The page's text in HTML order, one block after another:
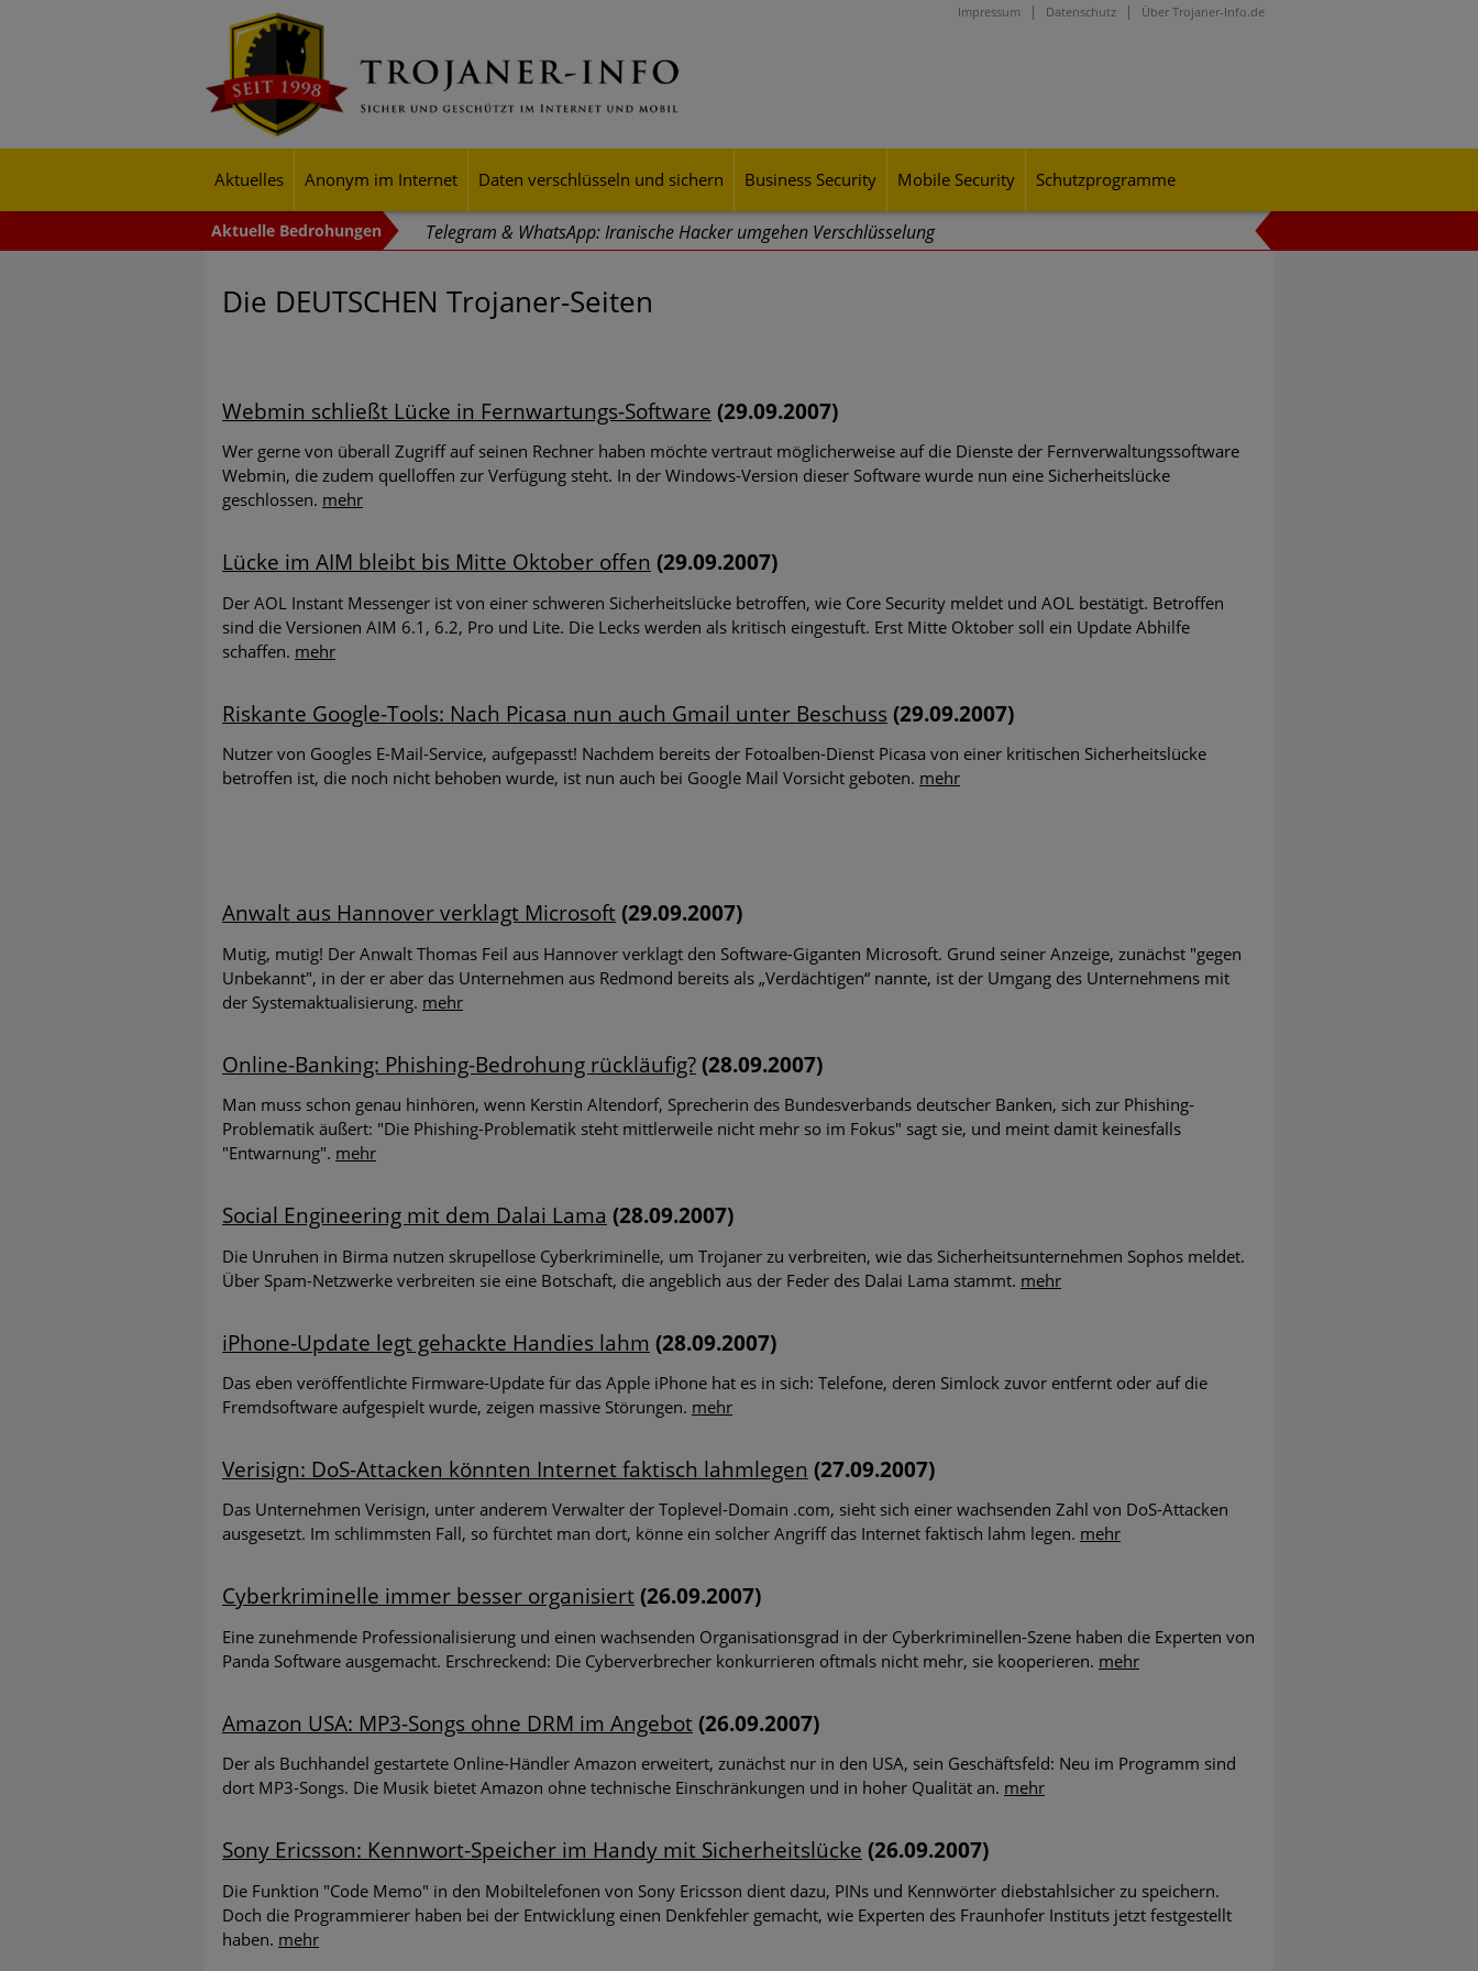
Impressum Datenschutz Über Trojaner-Info.de
Aktuelles Anonym im Internet Daten verschlüsseln und sichern Business Security Mobile Security Schutzprogramme
Telegram & WhatsApp: Iranische Hacker umgehen Verschlüsselung
Verschlüsselung populärer Messenger-Dienste überlisten.
In einem Blogeintrag hat NETSCOUT die jüngsten Angriffe kommentiert
Es gibt wichtige Sicherheitsupdates für Firefox, Firefox ESR und Tor Browser. Keine Lücke gilt als kritisch.
Massive Sicherheitslücken durch Mitarbeiter im Home Office
Phishing-Mails im Namen der Personalabteilung
Cyberkriminelle haben Arbeitnehmer und Jobsuchende im Visier
Zielgerichtete Attacken: Zero-Day-Exploits im Betriebssystem von Windows und im Internet Explorer
APT-Akteur DarkHotel könnte hinter den Exploits stehen
Neue Studie zeigt: Gefährlicher Leichtsinn im Umgang mit Bürodruckern
Studie von Sharp zeigt Sicherheitsbewusstsein in deutschen Büros
Malware Trends 2020: Ransomware, Datendiebstahl an Universitäten und Banking Trojaner sind im Umlauf
Das Forensik-Team von Valronis hat die aktuellsten Bedrohungen für Unternehmen und Organisationen
Die DEUTSCHEN Trojaner-Seiten
Webmin schließt Lücke in Fernwartungs-Software (29.09.2007)
Wer gerne von überall Zugriff auf seinen Rechner haben möchte vertraut möglicherweise auf die Dienste der Fernverwaltungssoftware
Webmin, die zudem quelloffen zur Verfügung steht. In der Windows-Version dieser Software wurde nun eine Sicherheitslücke
geschlossen. mehr
Lücke im AIM bleibt bis Mitte Oktober offen (29.09.2007)
Der AOL Instant Messenger ist von einer schweren Sicherheitslücke betroffen, wie Core Security meldet und AOL bestätigt. Betroffen
sind die Versionen AIM 6.1, 6.2, Pro und Lite. Die Lecks werden als kritisch eingestuft. Erst Mitte Oktober soll ein Update Abhilfe
schaffen. mehr
Riskante Google-Tools: Nach Picasa nun auch Gmail unter Beschuss (29.09.2007)
Nutzer von Googles E-Mail-Service, aufgepasst! Nachdem bereits der Fotoalben-Dienst Picasa von einer kritischen Sicherheitslücke
betroffen ist, die noch nicht behoben wurde, ist nun auch bei Google Mail Vorsicht geboten. mehr
Anwalt aus Hannover verklagt Microsoft(29.09.2007)
Mutig, mutig! Der Anwalt Thomas Feil aus Hannover verklagt den Software-Giganten Microsoft. Grund seiner Anzeige, zunächst "gegen
Unbekannt", in der er aber das Unternehmen aus Redmond bereits als „Verdächtigen“ nannte, ist der Umgang des Unternehmens mit
der Systemaktualisierung. mehr
Online-Banking: Phishing-Bedrohung rückläufig?(28.09.2007)
Man muss schon genau hinhören, wenn Kerstin Altendorf, Sprecherin des Bundesverbands deutscher Banken, sich zur Phishing-
Problematik äußert: "Die Phishing-Problematik steht mittlerweile nicht mehr so im Fokus" sagt sie, und meint damit keinesfalls
"Entwarnung". mehr
Social Engineering mit dem Dalai Lama (28.09.2007)
Die Unruhen in Birma nutzen skrupellose Cyberkriminelle, um Trojaner zu verbreiten, wie das Sicherheitsunternehmen Sophos meldet.
Über Spam-Netzwerke verbreiten sie eine Botschaft, die angeblich aus der Feder des Dalai Lama stammt. mehr
iPhone-Update legt gehackte Handies lahm (28.09.2007)
Das eben veröffentlichte Firmware-Update für das Apple iPhone hat es in sich: Telefone, deren Simlock zuvor entfernt oder auf die
Fremdsoftware aufgespielt wurde, zeigen massive Störungen. mehr
Verisign: DoS-Attacken könnten Internet faktisch lahmlegen (27.09.2007)
Das Unternehmen Verisign, unter anderem Verwalter der Toplevel-Domain .com, sieht sich einer wachsenden Zahl von DoS-Attacken
ausgesetzt. Im schlimmsten Fall, so fürchtet man dort, könne ein solcher Angriff das Internet faktisch lahm legen. mehr
Cyberkriminelle immer besser organisiert(26.09.2007)
Eine zunehmende Professionalisierung und einen wachsenden Organisationsgrad in der Cyberkriminellen-Szene haben die Experten von
Panda Software ausgemacht. Erschreckend: Die Cyberverbrecher konkurrieren oftmals nicht mehr, sie kooperieren. mehr
Amazon USA: MP3-Songs ohne DRM im Angebot(26.09.2007)
Der als Buchhandel gestartete Online-Händler Amazon erweitert, zunächst nur in den USA, sein Geschäftsfeld: Neu im Programm sind
dort MP3-Songs. Die Musik bietet Amazon ohne technische Einschränkungen und in hoher Qualität an. mehr
Sony Ericsson: Kennwort-Speicher im Handy mit Sicherheitslücke (26.09.2007)
Die Funktion "Code Memo" in den Mobiltelefonen von Sony Ericsson dient dazu, PINs und Kennwörter diebstahlsicher zu speichern.
Doch die Programmierer haben bei der Entwicklung einen Denkfehler gemacht, wie Experten des Fraunhofer Instituts jetzt festgestellt
haben. mehr